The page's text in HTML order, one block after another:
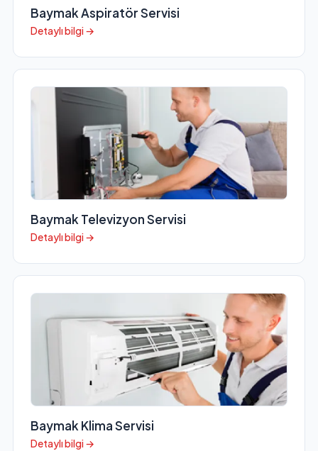
Baymak Aspiratör Servisi
Detaylı bilgi →
Baymak Televizyon Servisi
Detaylı bilgi →
Baymak Klima Servisi
Detaylı bilgi →